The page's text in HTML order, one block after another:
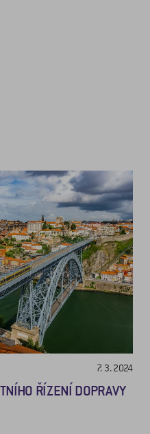
7. 3. 2024
ŘÍZENÍ DOPRAVY